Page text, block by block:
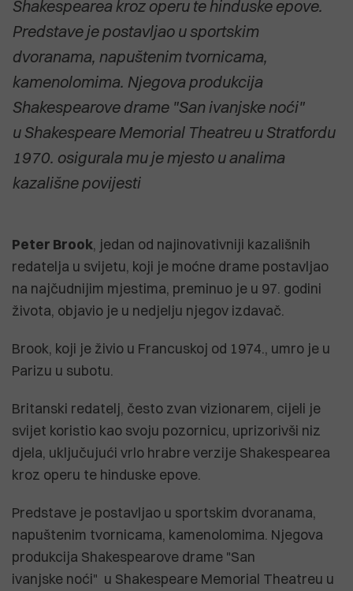
Shakespearea kroz operu te hinduske epove.
Predstave je postavljao u sportskim
dvoranama, napuštenim tvornicama,
kamenolomima. Njegova produkcija
Shakespearove drame "San ivanjske noći"
u Shakespeare Memorial Theatreu u Stratfordu
1970. osigurala mu je mjesto u analima
kazališne povijesti
Peter Brook, jedan od najinovativniji kazališnih
redatelja u svijetu, koji je moćne drame postavljao
na najčudnijim mjestima, preminuo je u 97. godini
života, objavio je u nedjelju njegov izdavač.
Brook, koji je živio u Francuskoj od 1974., umro je u
Parizu u subotu.
Britanski redatelj, često zvan vizionarem, cijeli je
svijet koristio kao svoju pozornicu, uprizorivši niz
djela, uključujući vrlo hrabre verzije Shakespearea
kroz operu te hinduske epove.
Predstave je postavljao u sportskim dvoranama,
napuštenim tvornicama, kamenolomima. Njegova
produkcija Shakespearove drame "San
ivanjske noći" u Shakespeare Memorial Theatreu u